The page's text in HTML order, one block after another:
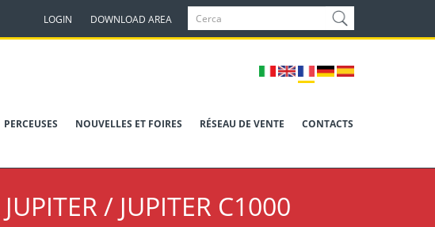
LOGIN DOWNLOAD AREA
PERCEUSES NOUVELLES ET FOIRES RÉSEAU DE VENTE CONTACTS
JUPITER / JUPITER C1000